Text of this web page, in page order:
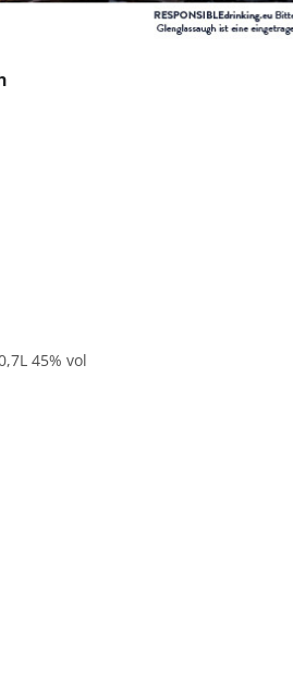
45% vol
von 4.9 von 5 Sternen